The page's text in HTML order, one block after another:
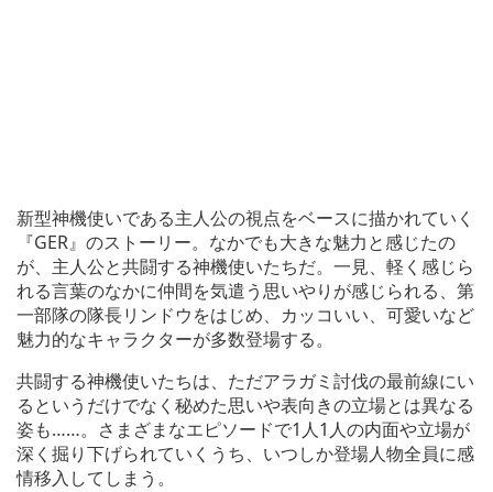
新型神機使いである主人公の視点をベースに描かれていく
『GER』のストーリー。なかでも大きな魅力と感じたの
が、主人公と共闘する神機使いたちだ。一見、軽く感じら
れる言葉のなかに仲間を気遣う思いやりが感じられる、第
一部隊の隊長リンドウをはじめ、カッコいい、可愛いなど
魅力的なキャラクターが多数登場する。
共闘する神機使いたちは、ただアラガミ討伐の最前線にい
るというだけでなく秘めた思いや表向きの立場とは異なる
姿も……。さまざまなエピソードで1人1人の内面や立場が
深く掘り下げられていくうち、いつしか登場人物全員に感
情移入してしまう。